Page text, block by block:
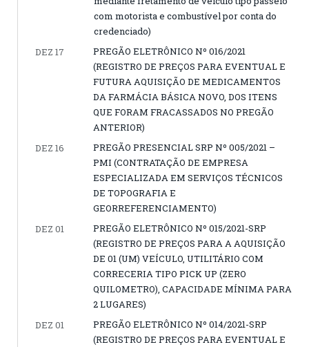
com motorista e combustível por conta do
credenciado)
DEZ 17
PREGÃO ELETRÔNICO Nº 016/2021
(REGISTRO DE PREÇOS PARA EVENTUAL E
FUTURA AQUISIÇÃO DE MEDICAMENTOS
DA FARMÁCIA BÁSICA NOVO, DOS ITENS
QUE FORAM FRACASSADOS NO PREGÃO
ANTERIOR)
DEZ 16
PREGÃO PRESENCIAL SRP Nº 005/2021 –
PMI (CONTRATAÇÃO DE EMPRESA
ESPECIALIZADA EM SERVIÇOS TÉCNICOS
DE TOPOGRAFIA E
GEORREFERENCIAMENTO)
DEZ 01
PREGÃO ELETRÔNICO Nº 015/2021-SRP
(REGISTRO DE PREÇOS PARA A AQUISIÇÃO
DE 01 (UM) VEÍCULO, UTILITÁRIO COM
CORRECERIA TIPO PICK UP (ZERO
QUILOMETRO), CAPACIDADE MÍNIMA PARA
2 LUGARES)
DEZ 01
PREGÃO ELETRÔNICO Nº 014/2021-SRP
(REGISTRO DE PREÇOS PARA EVENTUAL E